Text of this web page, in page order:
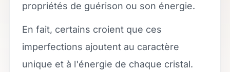
propriétés de guérison ou son énergie.
En fait, certains croient que ces
imperfections ajoutent au caractère
unique et à l'énergie de chaque cristal.